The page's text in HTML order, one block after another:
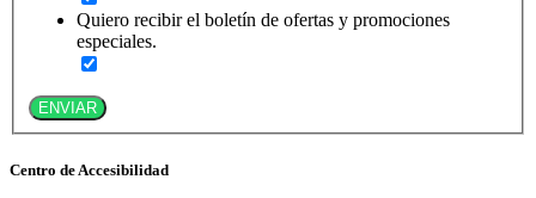
Quiero recibir el boletín de ofertas y promociones
especiales.
ENVIAR
Centro de Accesibilidad